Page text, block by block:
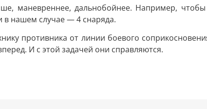
маневреннее, дальнобойнее. Например,
в нашем случае — 4 снаряда.
противника от линии боевого
И с этой задачей они справляются.